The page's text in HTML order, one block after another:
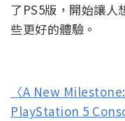
了PS5版，開始讓人
些更好的體驗。
〈A New
PlayStation 5